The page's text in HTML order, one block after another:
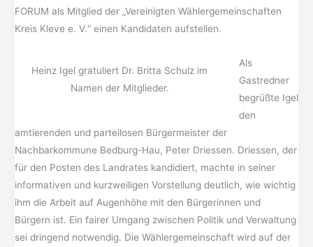
FORUM als Mitglied der „Vereinigten Wählergemeinschaften
Kreis Kleve e. V.“ einen Kandidaten aufstellen.
Heinz Igel gratuliert Dr. Britta Schulz im
Namen der Mitglieder.
Als
Gastredner
begrüßte Igel
den
amtierenden und parteilosen Bürgermeister der
Nachbarkommune Bedburg-Hau, Peter Driessen. Driessen, der
für den Posten des Landrates kandidiert, machte in seiner
informativen und kurzweiligen Vorstellung deutlich, wie wichtig
ihm die Arbeit auf Augenhöhe mit den Bürgerinnen und
Bürgern ist. Ein fairer Umgang zwischen Politik und Verwaltung
sei dringend notwendig. Die Wählergemeinschaft wird auf der